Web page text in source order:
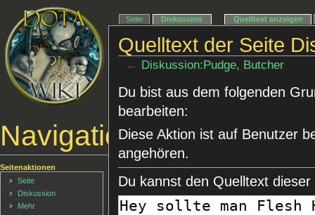
Quelltext der Seite
← Diskussion:Pudge, Butcher
Du bist aus dem folgenden
bearbeiten:
Diese Aktion ist auf Benutzer
angehören.
Du kannst den Quelltext
Navigationsmenü
Seite Diskussion Quelltext anzeigen
Seitenaktionen
Seite
Diskussion
Mehr